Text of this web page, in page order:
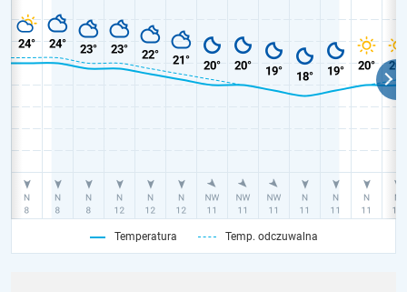
Temperatura Temp. odczuwalna